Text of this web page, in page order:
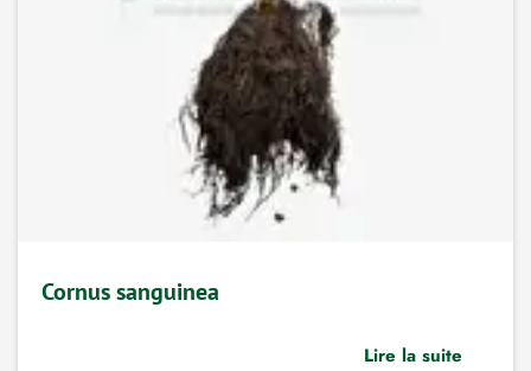
Cornus sanguinea
Lire la suite